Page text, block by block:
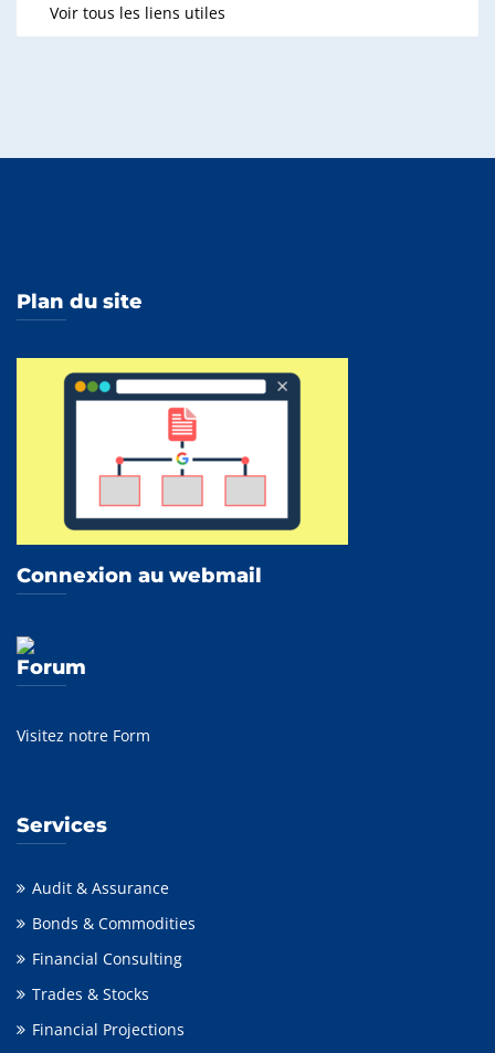
Voir tous les liens utiles
Plan du site
Connexion au webmail
Forum
Visitez notre Form
Services
Audit & Assurance
Bonds & Commodities
Financial Consulting
Trades & Stocks
Financial Projections